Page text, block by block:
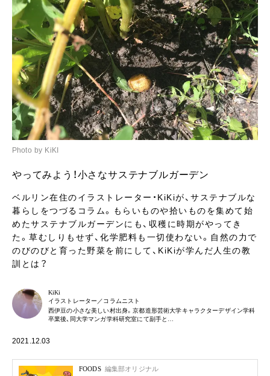
Photo by KiKI
やってみよう！小さなサステナブルガーデン
ベルリン在住のイラストレーター・KiKiが、サステナブルな
暮らしをつづるコラム。もらいものや拾いものを集めて始
めたサステナブルガーデンにも、収穫に時期がやってき
た。草むしりもせず、化学肥料も一切使わない。自然の力で
のびのびと育った野菜を前にして、KiKiが学んだ人生の教
訓とは？
KiKi
イラストレーター／コラムニスト
西伊豆の小さな美しい村出身。京都造形芸術大学キャラクターデザイン学科
卒業後、同大学マンガ学科研究室にて副手と…
2021.12.03
FOODS 編集部オリジナル